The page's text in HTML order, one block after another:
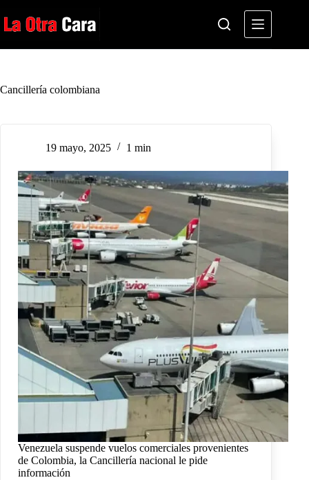
al
contenido
Cancillería colombiana
19 mayo, 2025 1 min
Venezuela suspende vuelos comerciales provenientes
de Colombia, la Cancillería nacional le pide
información